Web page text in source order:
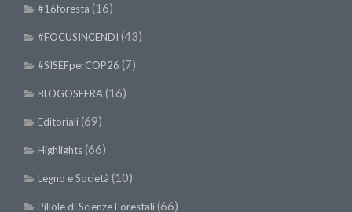
#16foresta (16)
#FOCUSINCENDI (43)
#SISEFperCOP26 (7)
BLOGOSFERA(16)
Editoriali(69)
Highlights(66)
Legno e Società (10)
Pillole di Scienze Forestali(66)